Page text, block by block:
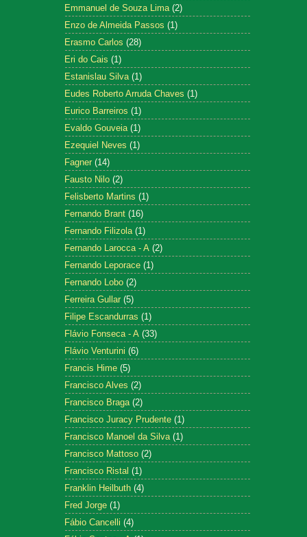
Emmanuel de Souza Lima (2)
Enzo de Almeida Passos (1)
Erasmo Carlos (28)
Eri do Cais (1)
Estanislau Silva (1)
Eudes Roberto Arruda Chaves (1)
Eurico Barreiros (1)
Evaldo Gouveia (1)
Ezequiel Neves (1)
Fagner (14)
Fausto Nilo (2)
Felisberto Martins (1)
Fernando Brant (16)
Fernando Filizola (1)
Fernando Larocca - A (2)
Fernando Leporace (1)
Fernando Lobo (2)
Ferreira Gullar (5)
Filipe Escandurras (1)
Flávio Fonseca - A (33)
Flávio Venturini (6)
Francis Hime (5)
Francisco Alves (2)
Francisco Braga (2)
Francisco Juracy Prudente (1)
Francisco Manoel da Silva (1)
Francisco Mattoso (2)
Francisco Ristal (1)
Franklin Heilbuth (4)
Fred Jorge (1)
Fábio Cancelli (4)